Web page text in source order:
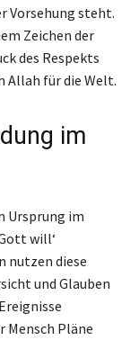
Vorsehung steht.
Zeichen der
des Respekts
Allah für die Welt.
im
Ursprung im
will‘
nutzen diese
und Glauben
Mensch Pläne